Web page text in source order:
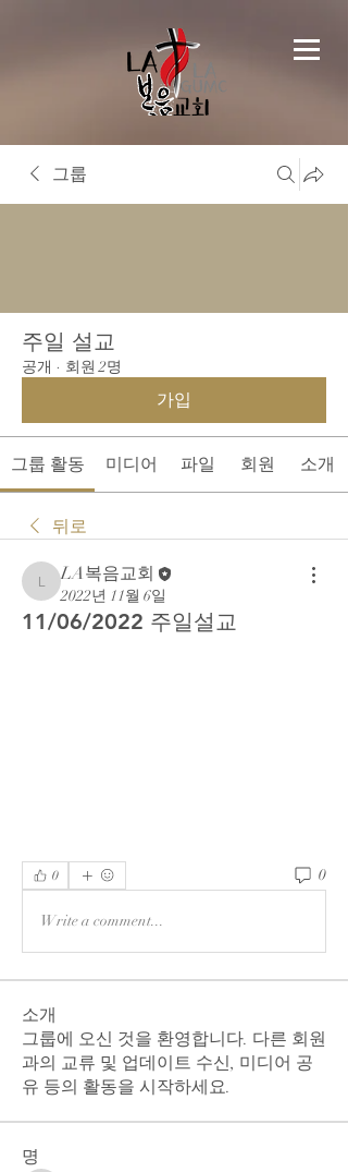
그룹
주일 설교
공개 · 회원 2명
가입
그룹 활동 미디어 파일 회원 소개
뒤로
LA복음교회
LA복음교회
2022년 11월 6일
11/06/2022 주일설교
0 0
Write a comment...
소개
그룹에 오신 것을 환영합니다. 다른 회원
과의 교류 및 업데이트 수신, 미디어 공
유 등의 활동을 시작하세요.
명